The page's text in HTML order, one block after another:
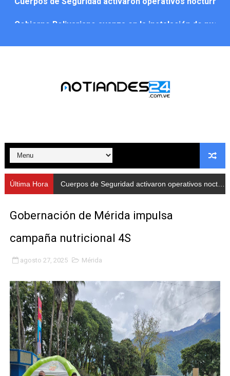
Cidata y el Observatorio Astronómico Nacional de
Plan Quirúrgico Regional llega a Pueblo Llano con la
Iaanem graduó a bebés de Mérida en jornada de
Iahula pone en marcha protocolo de triaje psicosocial
Arranca en Rivas Dávila el Plan de Renovación de
Alcalde Nelson Álvarez llevó jornada recreativa a la
CorpoMérida continúa con ciclos de formación
Fundacite culmina primera etapa de su Plan Vacacional
Nevado Gas optimiza servicio residencial en la
Balance semestral impulsa inclusión y atención a
Plan Vacacional Comunitario “Ríe 2026” recorre las
Última Hora
Gobernación de Mérida impulsa
campaña nutricional 4S
agosto 27, 2025 Mérida